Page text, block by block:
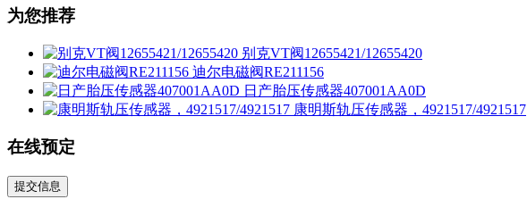
为您推荐
别克VT阀12655421/12655420
迪尔电磁阀RE211156
日产胎压传感器407001AA0D
康明斯轨压传感器，4921517/4921517
在线预定
提交信息